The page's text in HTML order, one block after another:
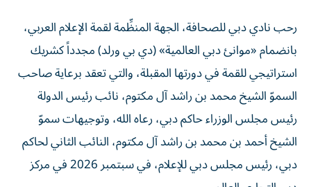
رحب نادي دبي للصحافة، الجهة المنظِّمة لقمة الإعلام العربي،
بانضمام «موانئ دبي العالمية» (دي بي ورلد) مجدداً كشريك
استراتيجي للقمة في دورتها المقبلة، والتي تعقد برعاية صاحب
السموّ الشيخ محمد بن راشد آل مكتوم، نائب رئيس الدولة
رئيس مجلس الوزراء حاكم دبي، رعاه الله، وتوجيهات سموّ
الشيخ أحمد بن محمد بن راشد آل مكتوم، النائب الثاني لحاكم
دبي، رئيس مجلس دبي للإعلام، في سبتمبر 2026 في مركز
دبي التجاري العالمي.